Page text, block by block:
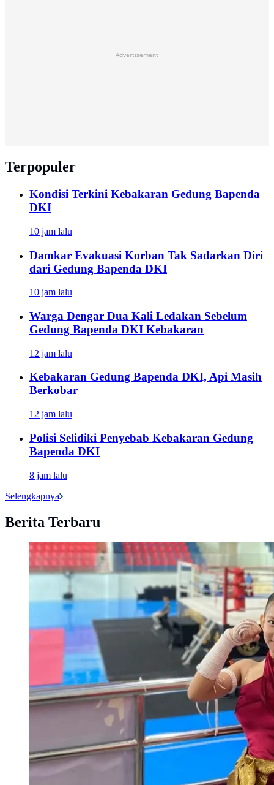
Advertisement
Terpopuler
Kondisi Terkini Kebakaran Gedung Bapenda
DKI
10 jam lalu
Damkar Evakuasi Korban Tak Sadarkan Diri
dari Gedung Bapenda DKI
10 jam lalu
Warga Dengar Dua Kali Ledakan Sebelum
Gedung Bapenda DKI Kebakaran
12 jam lalu
Kebakaran Gedung Bapenda DKI, Api Masih
Berkobar
12 jam lalu
Polisi Selidiki Penyebab Kebakaran Gedung
Bapenda DKI
8 jam lalu
Selengkapnya
Berita Terbaru